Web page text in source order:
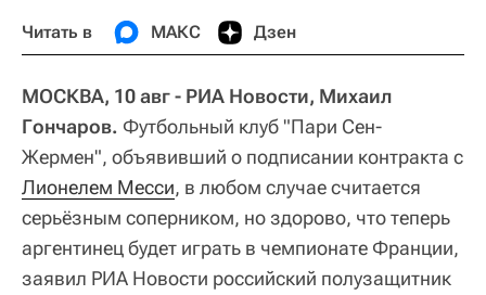
Читать в МАКС Дзен
МОСКВА, 10 авг - РИА Новости, Михаил
Гончаров. Футбольный клуб "Пари Сен-
Жермен", объявивший о подписании контракта с
Лионелем Месси, в любом случае считается
серьёзным соперником, но здорово, что теперь
аргентинец будет играть в чемпионате Франции,
заявил РИА Новости российский полузащитник